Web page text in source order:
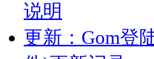
说明
更新：Gom登